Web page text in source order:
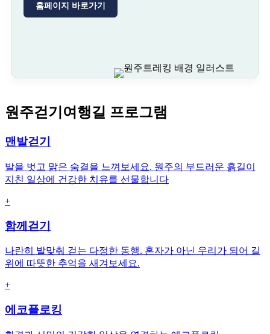
홈페이지 바로가기
원주걷기여행길 프로그램
맨발걷기
발을 벗고 맑은 숨결을 느껴보세요. 원주의 부드러운 흙길이
지친 일상에 건강한 치유를 선물합니다
+
함께걷기
나란히 발맞춰 걷는 다정한 동행. 혼자가 아닌 우리가 되어 길
위에 따뜻한 추억을 새겨보세요.
+
에코플로킹